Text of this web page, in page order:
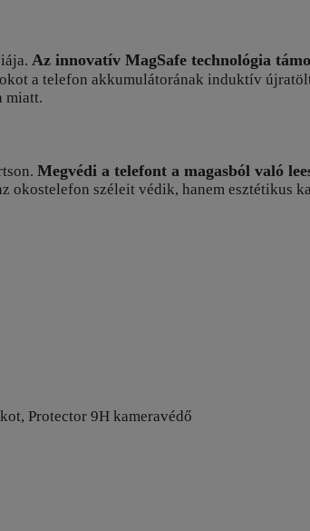
Az innovatív MagSafe technológia
a telefon akkumulátorának induktív
miatt.
Megvédi a telefont a magasból való
széleit védik, hanem esztétikus
Protector 9H kameravédő